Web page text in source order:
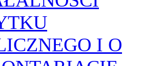
I O